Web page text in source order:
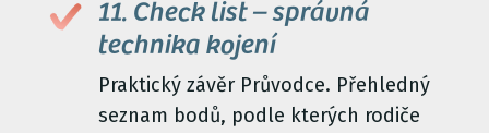
11. Check list – správná
technika kojení
Praktický závěr Průvodce. Přehledný
seznam bodů, podle kterých rodiče